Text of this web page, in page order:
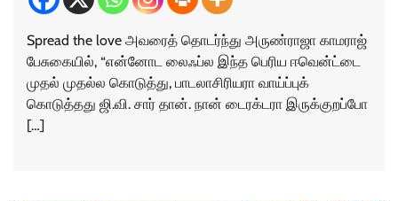
Spread the love அவரைத் தொடர்ந்து அருண்ராஜா காமராஜ்
பேசுகையில், “என்னோட லைஃப்ல இந்த பெரிய ஈவென்ட்டை
முதல் முதல்ல கொடுத்து, பாடலாசிரியரா வாய்ப்புக்
கொடுத்தது ஜி.வி. சார் தான். நான் டைரக்டரா இருக்குறப்போ
[…]